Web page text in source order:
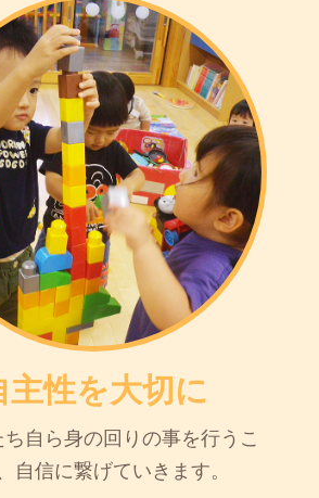
主性を大切に
自ら身の回りの事を行うこ
自信に繋げていきます。